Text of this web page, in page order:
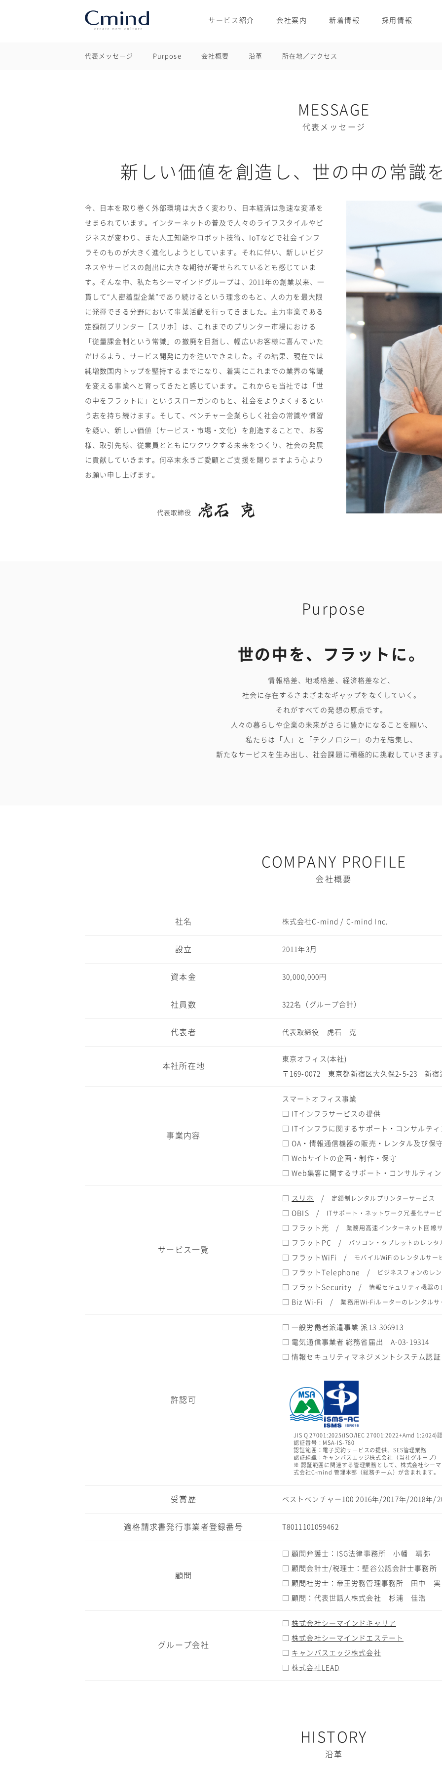
サービス紹介 会社案内 新着情報 採用情報
代表メッセージ Purpose 会社概要 沿革 所在地／アクセス
MESSAGE
代表メッセージ
新しい価値を創造し、世の中の常識
今、日本を取り巻く外部環境は大きく変わり、日本経済は急速な変革を
せまられています。インターネットの普及で人々のライフスタイルやビ
ジネスが変わり、また人工知能やロボット技術、IoTなどで社会インフ
ラそのものが大きく進化しようとしています。それに伴い、新しいビジ
ネスやサービスの創出に大きな期待が寄せられているとも感じていま
す。そんな中、私たちシーマインドグループは、2011年の創業以来、一
貫して“人密着型企業”であり続けるという理念のもと、人の力を最大限
に発揮できる分野において事業活動を行ってきました。主力事業である
定額制プリンター［スリホ］は、これまでのプリンター市場における
「従量課金制という常識」の撤廃を目指し、幅広いお客様に喜んでいた
だけるよう、サービス開発に力を注いできました。その結果、現在では
純増数国内トップを堅持するまでになり、着実にこれまでの業界の常識
を変える事業へと育ってきたと感じています。これからも当社では「世
の中をフラットに」というスローガンのもと、社会をよりよくするとい
う志を持ち続けます。そして、ベンチャー企業らしく社会の常識や慣習
を疑い、新しい価値（サービス・市場・文化）を創造することで、お客
様、取引先様、従業員とともにワクワクする未来をつくり、社会の発展
に貢献していきます。何卒末永きご愛顧とご支援を賜りますよう心より
お願い申し上げます。
代表取締役
Purpose
世の中を、フラットに。
情報格差、地域格差、経済格差など、
社会に存在するさまざまなギャップをなくしていく。
それがすべての発想の原点です。
人々の暮らしや企業の未来がさらに豊かになることを願い、
私たちは「人」と「テクノロジー」の力を結集し、
新たなサービスを生み出し、社会課題に積極的に挑戦していきます
COMPANY PROFILE
会社概要
社名 株式会社C-mind / C-mind Inc.
設立 2011年3月
資本金 30,000,000円
社員数 322名（グループ合計）
代表者 代表取締役 虎石 克
本社所在地
東京オフィス(本社)
〒169-0072 東京都新宿区大久保2-5-23 新宿
事業内容
スマートオフィス事業
□ ITインフラサービスの提供
□ ITインフラに関するサポート・コンサルティ
□ OA・情報通信機器の販売・レンタル及び保
□ Webサイトの企画・制作・保守
□ Web集客に関するサポート・コンサルティ
サービス一覧
□ スリホ / 定額制レンタルプリンターサービス
□ OBIS / ITサポート・ネットワーク冗長化サー
□ フラット光 / 業務用高速インターネット回線
□ フラットPC / パソコン・タブレットのレンタ
□ フラットWiFi / モバイルWiFiのレンタルサー
□ フラットTelephone / ビジネスフォンのレ
□ フラットSecurity / 情報セキュリティ機器
□ Biz Wi-Fi / 業務用Wi-Fiルーターのレンタルサ
許認可
□ 一般労働者派遣事業 派13-306913
□ 電気通信事業者 総務省届出 A-03-19314
□ 情報セキュリティマネジメントシステム認証
JIS Q 27001:2025(ISO/IEC 27001:2022+Amd 1:2024)
認証番号：MSA-IS-780
認証範囲：電子契約サービスの提供、SES管理業務
認証組織：キャンバスエッジ株式会社（当社グループ）
※ 認証範囲に関連する管理業務として、株式会社シー
式会社C-mind 管理本部（総務チーム）が含まれます。
受賞歴 ベストベンチャー100 2016年/2017年/2018年/
適格請求書発行事業者登録番号 T8011101059462
顧問
□ 顧問弁護士：ISG法律事務所 小幡 靖弥
□ 顧問会計士/税理士：壁谷公認会計士事務
□ 顧問社労士：帝王労務管理事務所 田中 実
□ 顧問：代表世話人株式会社 杉浦 佳浩
グループ会社
□株式会社シーマインドキャリア
□株式会社シーマインドエステート
□ キャンバスエッジ株式会社
□株式会社LEAD
HISTORY
沿革